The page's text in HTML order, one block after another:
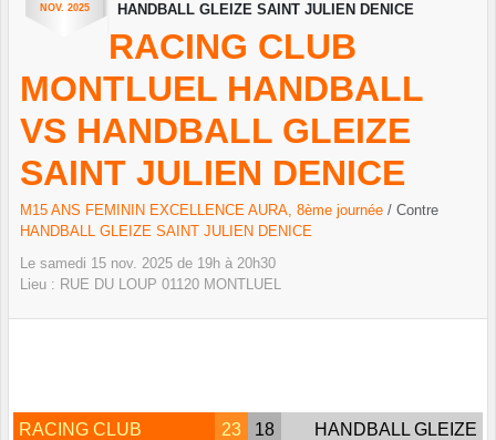
NOV. 2025
HANDBALL GLEIZE SAINT JULIEN DENICE
RACING CLUB
MONTLUEL HANDBALL
VS HANDBALL GLEIZE
SAINT JULIEN DENICE
M15 ANS FEMININ EXCELLENCE AURA, 8ème journée / Contre
HANDBALL GLEIZE SAINT JULIEN DENICE
Le samedi 15 nov. 2025 de 19h à 20h30
Lieu : RUE DU LOUP 01120 MONTLUEL
RACING CLUB
23 18
HANDBALL GLEIZE